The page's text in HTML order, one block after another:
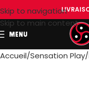
Skip to navigation
Skip to main content
MENU
Accueil Sensation Play